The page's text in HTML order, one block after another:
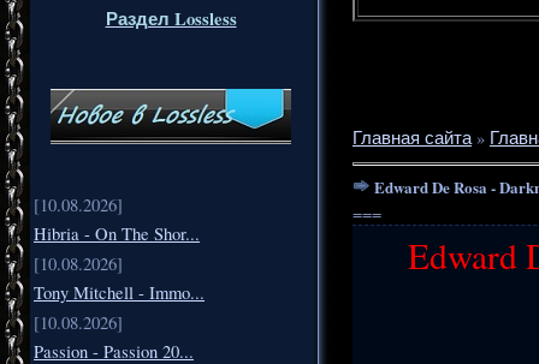
Раздел Lossless
[10.08.2026]
Hibria - On The Shor...
[10.08.2026]
Tony Mitchell - Immo...
[10.08.2026]
Passion - Passion 20...
Главная сайта»
Edward De Rosa -
===
Edward